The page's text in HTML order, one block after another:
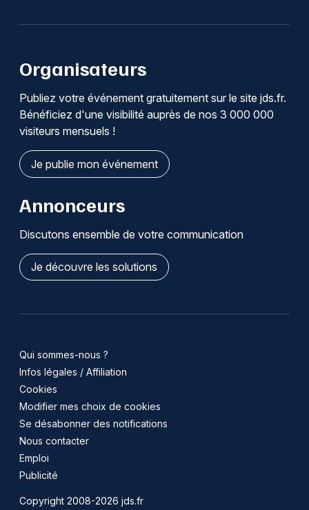
Organisateurs
Publiez votre événement gratuitement sur le site jds.fr.
Bénéficiez d'une visibilité auprès de nos 3 000 000
visiteurs mensuels !
Je publie mon événement
Annonceurs
Discutons ensemble de votre communication
Je découvre les solutions
Qui sommes-nous ?
Infos légales / Affiliation
Cookies
Modifier mes choix de cookies
Se désabonner des notifications
Nous contacter
Emploi
Publicité
Copyright 2008-2026 jds.fr